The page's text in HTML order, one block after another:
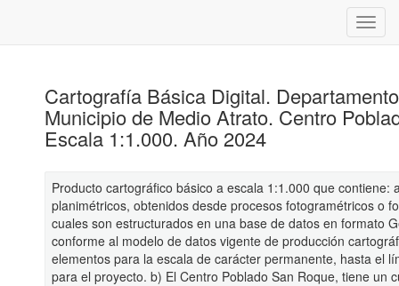
Cartografía Básica Digital.
Municipio de Medio Atrato. Centro
Escala 1:1.000. Año 2024
Producto cartográfico básico a escala 1:1.000 que contiene:
planimétricos, obtenidos desde procesos fotogramétricos o
cuales son estructurados en una base de datos en formato
conforme al modelo de datos vigente de producción
elementos para la escala de carácter permanente, hasta el
para el proyecto. b) El Centro Poblado San Roque, tiene un